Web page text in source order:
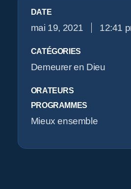
DATE
mai 19, 2021 12:41
CATÉGORIES
Demeurer en Dieu
ORATEURS
PROGRAMMES
Mieux ensemble